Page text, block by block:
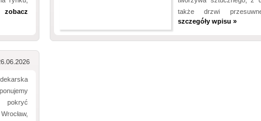
zobacz
także drzwi
szczegóły wpisu »
pokryć